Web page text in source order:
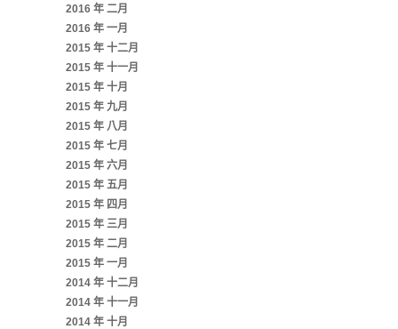
2016 年 二月
2016 年 一月
2015 年 十二月
2015 年 十一月
2015 年 十月
2015 年 九月
2015 年 八月
2015 年 七月
2015 年 六月
2015 年 五月
2015 年 四月
2015 年 三月
2015 年 二月
2015 年 一月
2014 年 十二月
2014 年 十一月
2014 年 十月